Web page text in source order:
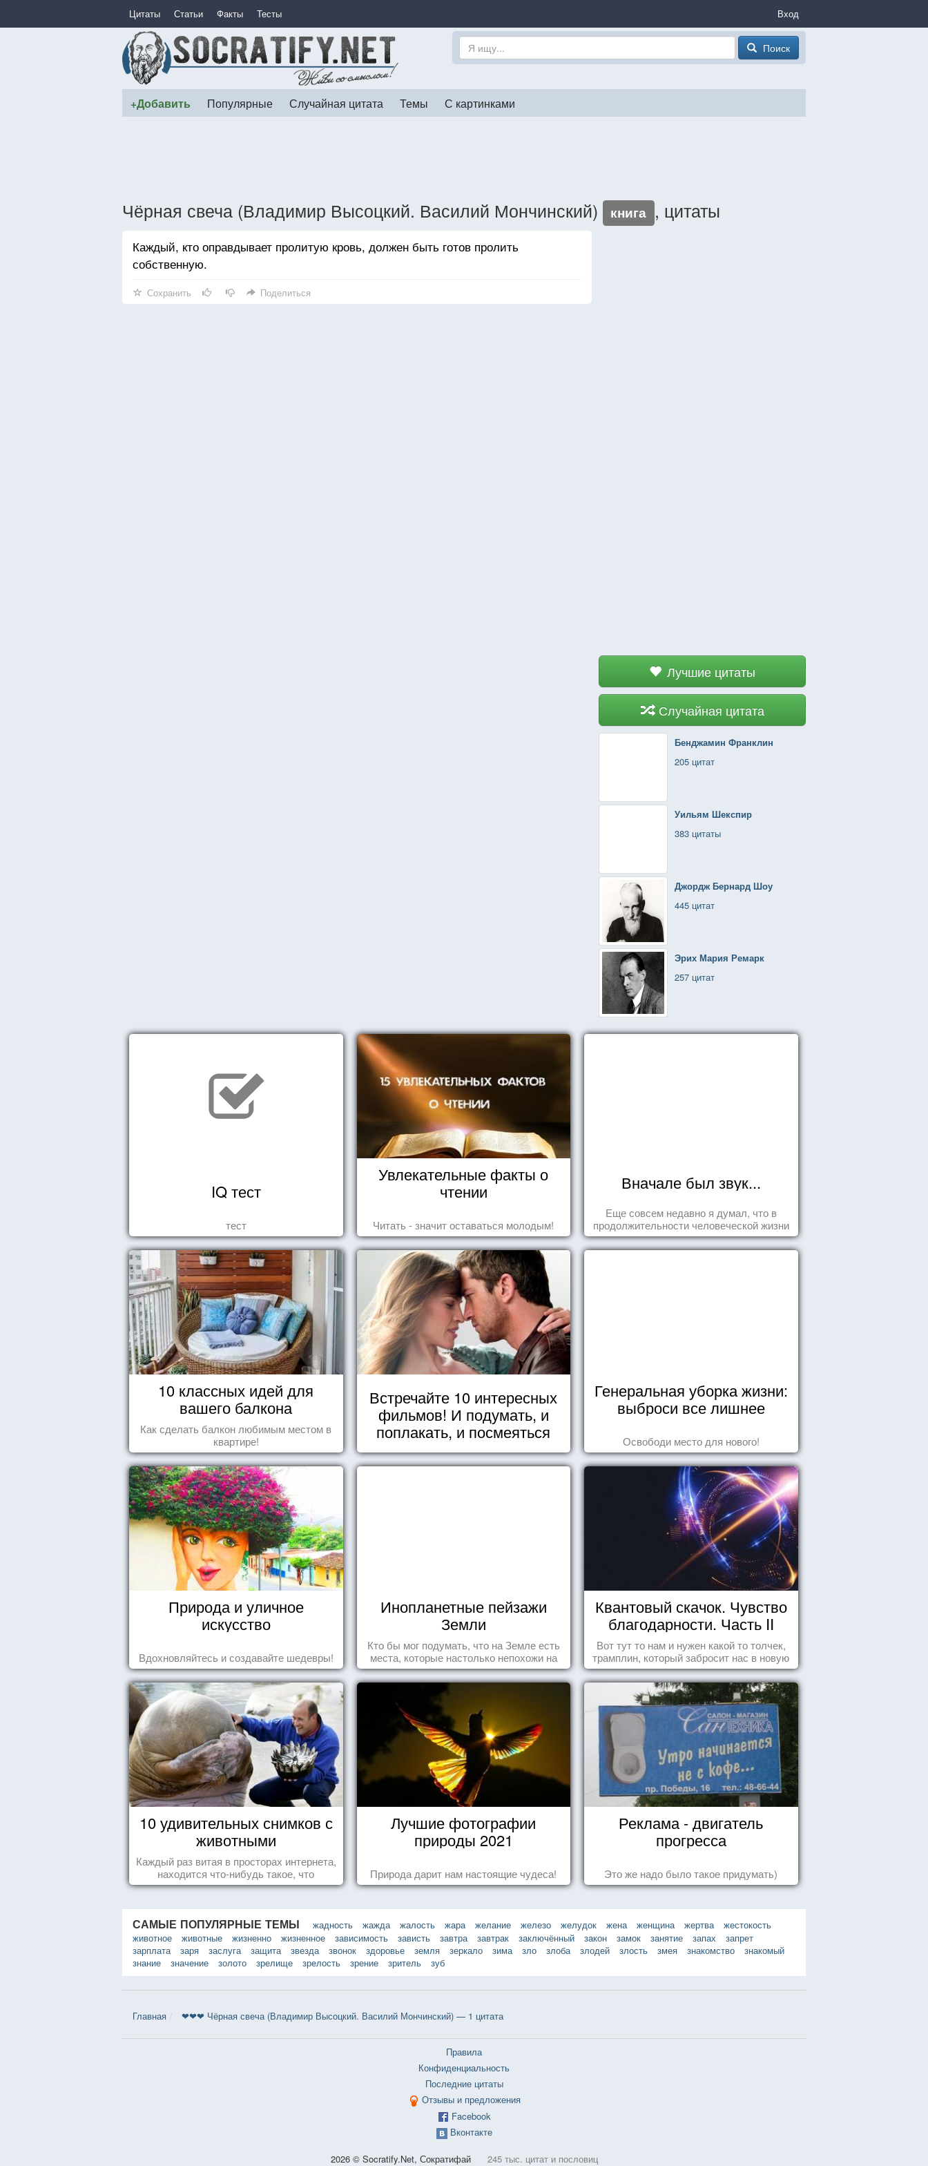
Цитаты Статьи Факты Тесты Вход
Поиск
+Добавить Популярные Случайная цитата Темы С картинками
Чёрная свеча (Владимир Высоцкий. Василий Мончинский) книга , цитаты
Лучшие цитаты
Случайная цитата
Бенджамин Франклин
205 цитат
Уильям Шекспир
383 цитаты
Джордж Бернард Шоу
445 цитат
Эрих Мария Ремарк
257 цитат
Каждый, кто оправдывает пролитую кровь, должен быть готов пролить
собственную.
Сохранить Поделиться
IQ тест
тест
Увлекательные факты о
чтении
Читать - значит оставаться молодым!
Вначале был звук...
Еще совсем недавно я думал, что в
продолжительности человеческой жизни
заложена какая-то ошибка.
10 классных идей для
вашего балкона
Как сделать балкон любимым местом в
квартире!
Встречайте 10 интересных
фильмов! И подумать, и
поплакать, и посмеяться
Генеральная уборка жизни:
выброси все лишнее
Освободи место для нового!
Природа и уличное
искусство
Вдохновляйтесь и создавайте шедевры!
Инопланетные пейзажи
Земли
Кто бы мог подумать, что на Земле есть
места, которые настолько непохожи на
привычные для человечества пейзажи,
что кажутся и вовсе инопланетными!
Квантовый скачок. Чувство
благодарности. Часть II
Вот тут то нам и нужен какой то толчек,
трамплин, который забросит нас в новую
реальность. БЛАГОДАРНОСТЬ.
10 удивительных снимков с
животными
Каждый раз витая в просторах интернета,
находится что-нибудь такое, что
заставляет улыбнуться, удивиться,
Лучшие фотографии
природы 2021
Природа дарит нам настоящие чудеса!
Реклама - двигатель
прогресса
Это же надо было такое придумать)
САМЫЕ ПОПУЛЯРНЫЕ ТЕМЫ жадность жажда жалость жара желание железо желудок жена женщина жертва
жестокость
животное
животные жизненно жизненное зависимость зависть завтра завтрак заключённый закон замок занятие запах
запрет
зарплата
заря заслуга защита звезда звонок здоровье земля зеркало зима зло злоба злодей злость змея знакомство
знакомый
знание
значение золото зрелище зрелость зрение зритель зуб
Главная ❤❤❤ Чёрная свеча (Владимир Высоцкий. Василий Мончинский) — 1 цитата
Правила
Конфиденциальность
Последние цитаты
Отзывы и предложения
Facebook
Вконтакте
2026 © Socratify.Net, Сократифай 245 тыс. цитат и пословиц